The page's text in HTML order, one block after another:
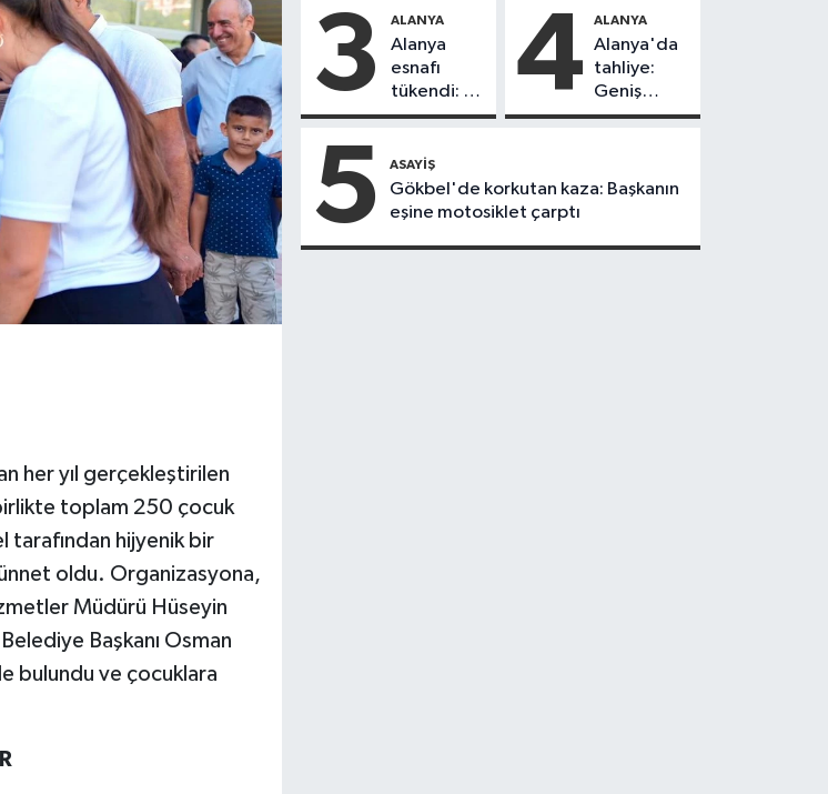
her yıl gerçekleştirilen
toplam 250 çocuk
tarafından hijyenik bir
oldu. Organizasyona,
Müdürü Hüseyin
Başkanı Osman
bulundu ve çocuklara
3 ALANYA
Alanya
esnafı
tükendi: 1
ayda 150
kapandı
4 ALANYA
Alanya'da
tahliye:
Geniş
güvenlik
5 ASAYIŞ
Gökbel'de korkutan kaza: Başkanın
eşine motosiklet çarptı